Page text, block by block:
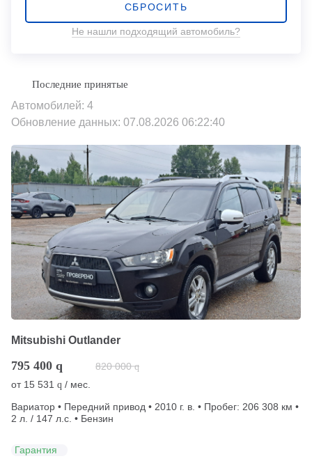
Не нашли подходящий автомобиль?
СБРОСИТЬ
Автомобилей: 4
Обновление данных: 07.08.2026 06:22:40
Mitsubishi Outlander
795 400 q 820 000 q
от 15 531 q / мес.
Вариатор • Передний привод • 2010 г. в. • Пробег: 206 308 км •
2 л. / 147 л.с. • Бензин
Гарантия